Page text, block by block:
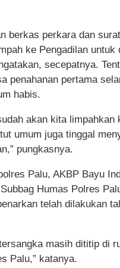
berkas perkara dan
ke Pengadilan untuk
secepatnya.
penahanan pertama
habis.
akan kita limpahkan
umum juga tinggal
pungkasnya.
Palu, AKBP Bayu
Humas Polres
telah dilakukan
masih dititip di
Palu,” katanya.